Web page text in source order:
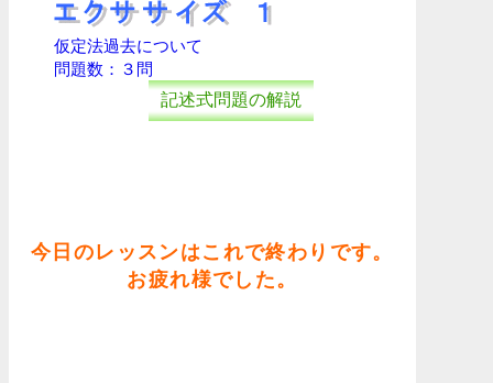
仮定法過去について
問題数：３問
記述式問題の解説
今日のレッスンはこれで終わりです。
お疲れ様でした。